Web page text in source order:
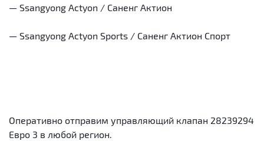
— Ssangyong Actyon / Саненг Актион
— Ssangyong Actyon Sports / Саненг Актион Спорт
Оперативно отправим управляющий клапан 28239294
Евро 3 в любой регион.